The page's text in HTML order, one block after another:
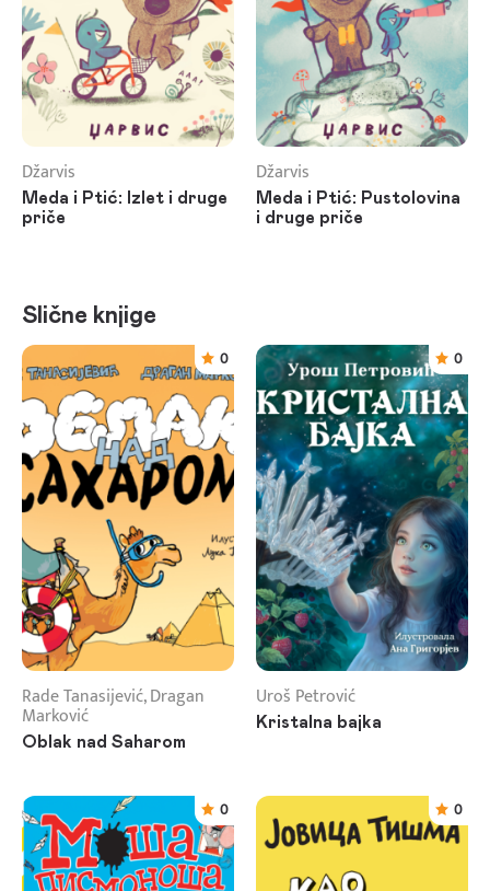
Džarvis
Meda i Ptić: Izlet i druge
priče
Džarvis
Meda i Ptić: Pustolovina
i druge priče
Slične knjige
0
Rade Tanasijević, Dragan
Marković
Oblak nad Saharom
0
Uroš Petrović
Kristalna bajka
0 0